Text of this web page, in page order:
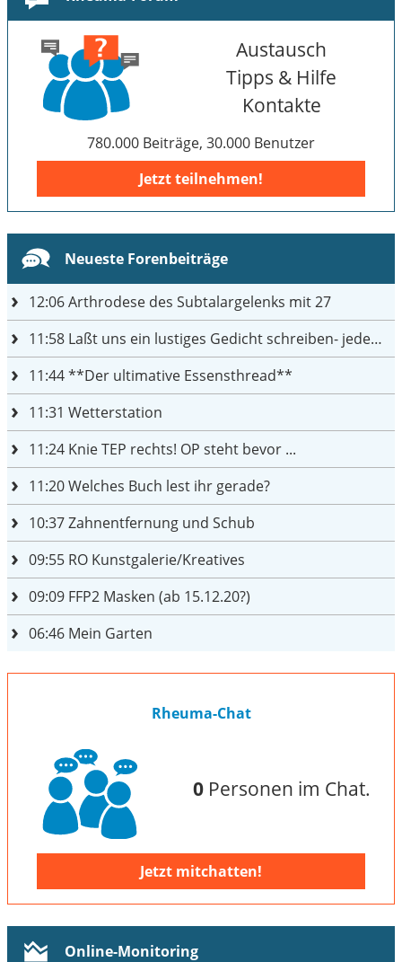
Austausch
Tipps & Hilfe
Kontakte
780.000 Beiträge, 30.000 Benutzer
Jetzt teilnehmen!
Neueste Forenbeiträge
12:06Arthrodese des Subtalargelenks mit 27
11:58 Laßt uns ein lustiges Gedicht schreiben- jeder einen Satz
11:44**Der ultimative Essensthread**
11:31 Wetterstation
11:24 Knie TEP rechts! OP steht bevor ...
11:20Welches Buch lest ihr gerade?
10:37Zahnentfernung und Schub
09:55 RO Kunstgalerie/Kreatives
09:09 FFP2 Masken (ab 15.12.20?)
06:46 Mein Garten
Rheuma-Chat
0Personen im Chat.
Jetzt mitchatten!
Online-Monitoring